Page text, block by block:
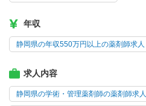
年収
静岡県の年収550万円以上の薬剤師求人
求人内容
静岡県の学術・管理薬剤師の薬剤師求人